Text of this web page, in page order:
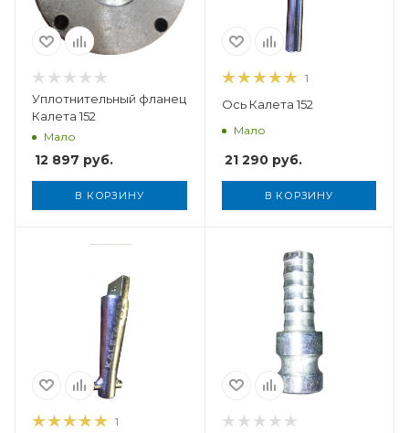
Уплотнительный фланец
Калета 152
Мало
12 897 руб.
В КОРЗИНУ
1
Ось Калета 152
Мало
21 290руб.
В КОРЗИНУ
1